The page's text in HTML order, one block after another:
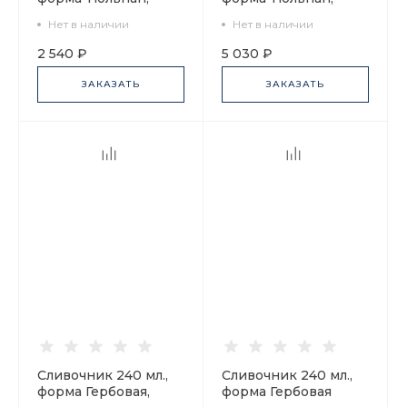
80.00244.00.1
Нет в наличии
2 540 ₽
ЗАКАЗАТЬ
сетка арт.
80.02187.00.1
Нет в наличии
5 030 ₽
ЗАКАЗАТЬ
Сливочник 240 мл.,
форма Гербовая,
Сливочник 240 мл.,
форма Гербовая